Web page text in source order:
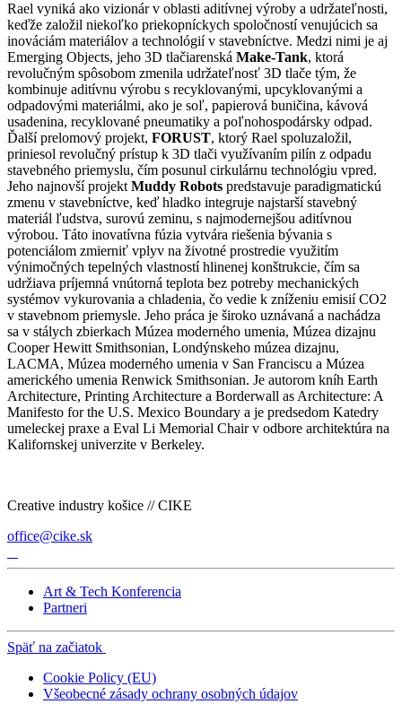
Rael vyniká ako vizionár v oblasti aditívnej výroby a udržateľnosti,
keďže založil niekoľko priekopníckych spoločností venujúcich sa
inováciám materiálov a technológií v stavebníctve. Medzi nimi je aj
Emerging Objects, jeho 3D tlačiarenská Make-Tank, ktorá
revolučným spôsobom zmenila udržateľnosť 3D tlače tým, že
kombinuje aditívnu výrobu s recyklovanými, upcyklovanými a
odpadovými materiálmi, ako je soľ, papierová buničina, kávová
usadenina, recyklované pneumatiky a poľnohospodársky odpad.
Ďalší prelomový projekt, FORUST, ktorý Rael spoluzaložil,
priniesol revolučný prístup k 3D tlači využívaním pilín z odpadu
stavebného priemyslu, čím posunul cirkulárnu technológiu vpred.
Jeho najnovší projekt Muddy Robots predstavuje paradigmatickú
zmenu v stavebníctve, keď hladko integruje najstarší stavebný
materiál ľudstva, surovú zeminu, s najmodernejšou aditívnou
výrobou. Táto inovatívna fúzia vytvára riešenia bývania s
potenciálom zmierniť vplyv na životné prostredie využitím
výnimočných tepelných vlastností hlinenej konštrukcie, čím sa
udržiava príjemná vnútorná teplota bez potreby mechanických
systémov vykurovania a chladenia, čo vedie k zníženiu emisií CO2
v stavebnom priemysle. Jeho práca je široko uznávaná a nachádza
sa v stálych zbierkach Múzea moderného umenia, Múzea dizajnu
Cooper Hewitt Smithsonian, Londýnskeho múzea dizajnu,
LACMA, Múzea moderného umenia v San Franciscu a Múzea
amerického umenia Renwick Smithsonian. Je autorom kníh Earth
Architecture, Printing Architecture a Borderwall as Architecture: A
Manifesto for the U.S. Mexico Boundary a je predsedom Katedry
umeleckej praxe a Eval Li Memorial Chair v odbore architektúra na
Kalifornskej univerzite v Berkeley.
Creative industry košice // CIKE
office@cike.sk
Art & Tech Konferencia
Partneri
Späť na začiatok
Cookie Policy (EU)
Všeobecné zásady ochrany osobných údajov